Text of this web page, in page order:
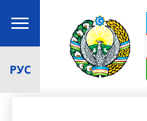
Toggle
navigation
РУС